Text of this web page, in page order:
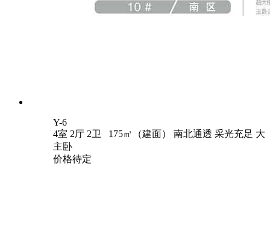
Y-6
4室 2厅 2卫 175㎡（建面）
南北通透 采光充足 大
主卧
价格待定